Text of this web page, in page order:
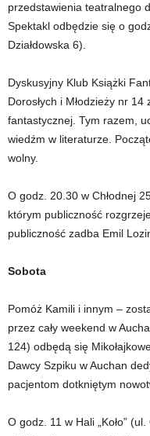
przedstawienia teatralnego
Spektakl odbędzie się o
Działdowska 6).
Dyskusyjny Klub Książki
Dorosłych i Młodzieży nr
fantastycznej. Tym razem,
wiedźm w literaturze.
wolny.
O godz. 20.30 w Chłodnej
którym publiczność
publiczność zadba Emil
Sobota
Pomóż Kamili i innym –
przez cały weekend w
124) odbędą się
Dawcy Szpiku w Auchan
pacjentom dotkniętym
O godz. 11 w Hali „Koło”